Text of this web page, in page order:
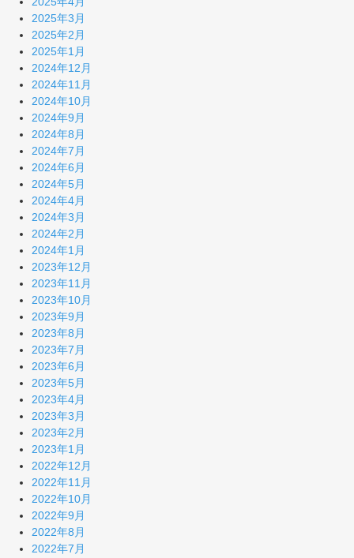
2025年3月
2025年2月
2025年1月
2024年12月
2024年11月
2024年10月
2024年9月
2024年8月
2024年7月
2024年6月
2024年5月
2024年4月
2024年3月
2024年2月
2024年1月
2023年12月
2023年11月
2023年10月
2023年9月
2023年8月
2023年7月
2023年6月
2023年5月
2023年4月
2023年3月
2023年2月
2023年1月
2022年12月
2022年11月
2022年10月
2022年9月
2022年8月
2022年7月